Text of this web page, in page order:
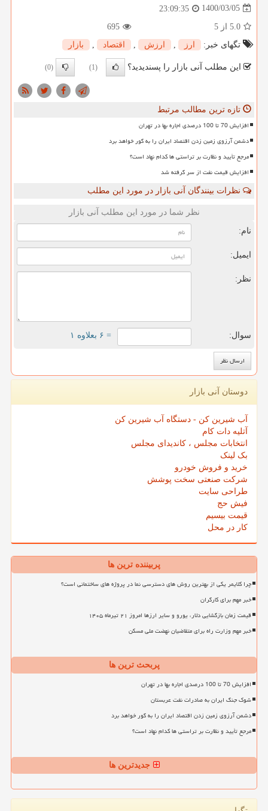
1400/03/05
23:09:35
5.0 از 5
695
تگهای خبر:
ارز ارزش اقتصاد بازار
این مطلب آنی بازار را پسندیدید؟ (1)
(0)
تازه ترین مطالب مرتبط
افزایش 70 تا 100 درصدی اجاره بها در تهران
دشمن آرزوی زمین زدن اقتصاد ایران را به گور خواهد برد
مرجع تأیید و نظارت بر تراستی ها کدام نهاد است؟
افزایش قیمت نفت از سر گرفته شد
نظرات بینندگان آنی بازار در مورد این مطلب
نظر شما در مورد این مطلب آنی بازار
نام:
ایمیل:
نظر:
سوال: = ۶ بعلاوه ۱
دوستان آنی بازار
آب شیرین کن - دستگاه آب شیرین کن
آتلیه دات کام
انتخابات مجلس ، کاندیدای مجلس
بک لینک
خرید و فروش خودرو
شرکت صنعتی سخت پوشش
طراحی سایت
فیش حج
قیمت بیسیم
کار در محل
پربیننده ترین ها
چرا کلایمر یکی از بهترین روش های دسترسی نما در پروژه های ساختمانی است؟
خبر مهم برای کارگران
قیمت زمان بازگشایی دلار، یورو و سایر ارزها امروز ۲۱ تیرماه ۱۴۰۵
خبر مهم وزارت راه برای متقاضیان نهضت ملی مسکن
پربحث ترین ها
افزایش 70 تا 100 درصدی اجاره بها در تهران
شوک جنگ ایران به صادرات نفت عربستان
دشمن آرزوی زمین زدن اقتصاد ایران را به گور خواهد برد
مرجع تأیید و نظارت بر تراستی ها کدام نهاد است؟
جدیدترین ها